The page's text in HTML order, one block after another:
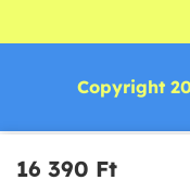
16 390 Ft‎
Copyright